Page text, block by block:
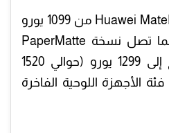
يبدأ سعر Huawei MatePad Pro Max من 1099 يورو
(حوالي 1286 دولارًا)، بينما تصل نسخة PaperMatte
المرفقة بلوحة المفاتيح إلى 1299 يورو (حوالي 1520
الأجهزة اللوحية الفاخرة